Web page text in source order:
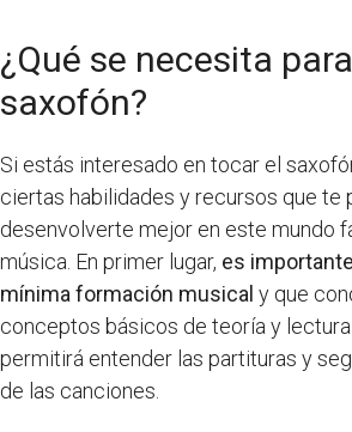
¿Qué se necesita
saxofón?
Si estás interesado en tocar el
ciertas habilidades y recursos que te
desenvolverte mejor en este mundo
música. En primer lugar, es
mínima formación musical y que
conceptos básicos de teoría y
permitirá entender las partituras y
de las canciones.